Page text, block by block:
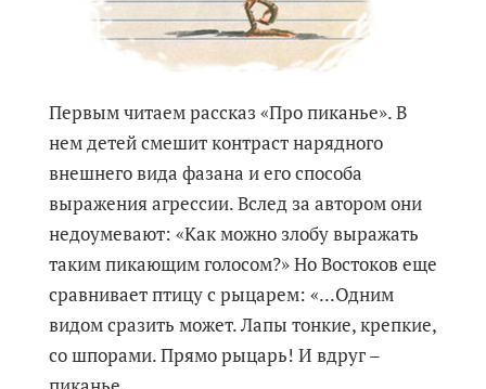
Первым читаем рассказ «Про пиканье». В
нем детей смешит контраст нарядного
внешнего вида фазана и его способа
выражения агрессии. Вслед за автором они
недоумевают: «Как можно злобу выражать
таким пикающим голосом?» Но Востоков еще
сравнивает птицу с рыцарем: «...Одним
видом сразить может. Лапы тонкие, крепкие,
со шпорами. Прямо рыцарь! И вдруг –